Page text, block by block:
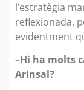
l’estratègia
reflexionada,
evidentment
–Hi ha molts
Arinsal?